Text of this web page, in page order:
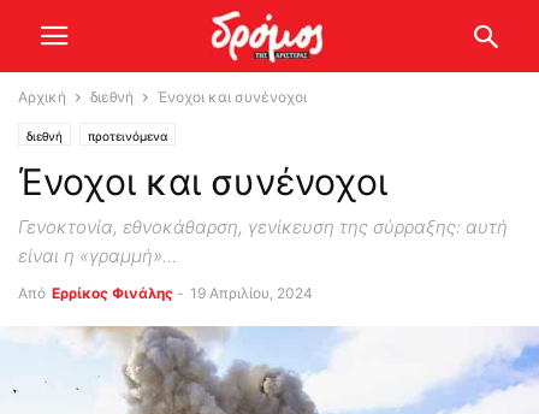
Αρχική διεθνή Ένοχοι και συνένοχοι
διεθνή προτεινόμενα
Ένοχοι και συνένοχοι
Γενοκτονία, εθνοκάθαρση, γενίκευση της σύρραξης: αυτή
είναι η «γραμμή»…
Από Ερρίκος Φινάλης - 19 Απριλίου, 2024